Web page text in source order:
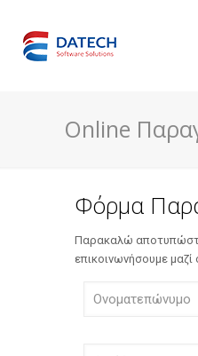
Online
Φόρμα
Παρακαλώ
επικοινωνήσουμε